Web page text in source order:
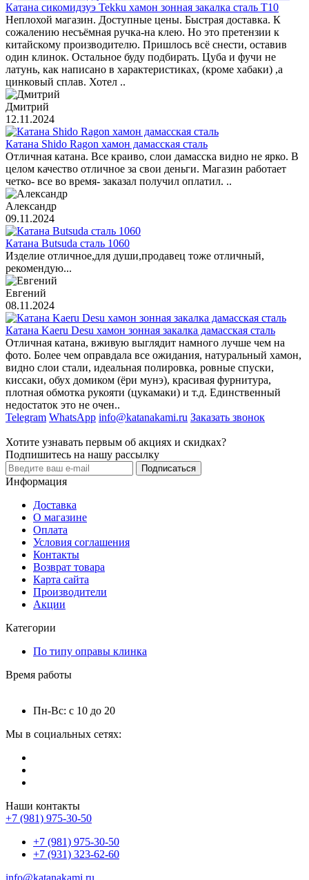
Катана сикомидзуэ Tekku хамон зонная закалка сталь T10
Неплохой магазин. Доступные цены. Быстрая доставка. К
сожалению несъёмная ручка-на клею. Но это претензии к
китайскому производителю. Пришлось всё снести, оставив
один клинок. Остальное буду подбирать. Цуба и фучи не
латунь, как написано в характеристиках, (кроме хабаки) ,а
цинковый сплав. Хотел ..
Дмитрий
12.11.2024
Катана Shido Ragon хамон дамасская сталь
Отличная катана. Все краиво, слои дамасска видно не ярко. В
целом качество отличное за свои деньги. Магазин работает
четко- все во время- заказал получил оплатил. ..
Александр
09.11.2024
Катана Butsuda сталь 1060
Изделие отличное,для души,продавец тоже отличный,
рекомендую...
Евгений
08.11.2024
Катана Kaeru Desu хамон зонная закалка дамасская сталь
Отличная катана, вживую выглядит намного лучше чем на
фото. Более чем оправдала все ожидания, натуральный хамон,
видно слои стали, идеальная полировка, ровные спуски,
киссаки, обух домиком (ёри мунэ), красивая фурнитура,
плотная обмотка рукояти (цукамаки) и т.д. Единственный
недостаток это не очен..
Telegram WhatsApp info@katanakami.ru Заказать звонок
Хотите узнавать первым об акциях и скидках?
Подпишитесь на нашу рассылку
Подписаться
Информация
Доставка
О магазине
Оплата
Условия соглашения
Контакты
Возврат товара
Карта сайта
Производители
Акции
Категории
По типу оправы клинка
Время работы
Пн-Вс: с 10 до 20
Мы в социальных сетях:
Наши контакты
+7 (981) 975-30-50
+7 (981) 975-30-50
+7 (931) 323-62-60
info@katanakami.ru